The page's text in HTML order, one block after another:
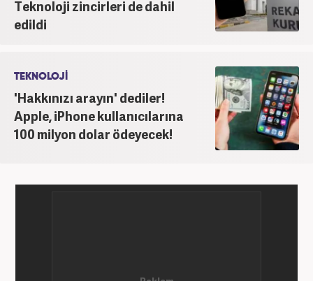
Teknoloji zincirleri de dahil
edildi
TEKNOLOJİ
'Hakkınızı arayın' dediler!
Apple, iPhone kullanıcılarına
100 milyon dolar ödeyecek!